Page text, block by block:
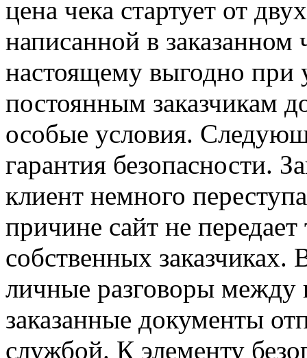
цена чека стартует от
написанной в
настоящему выгодно при
постоянным заказчикам
особые условия.
гарантия безопасности.
клиент немного
причине сайт не
собственных
личные разговоры между
заказанные документы
службой. К элементу